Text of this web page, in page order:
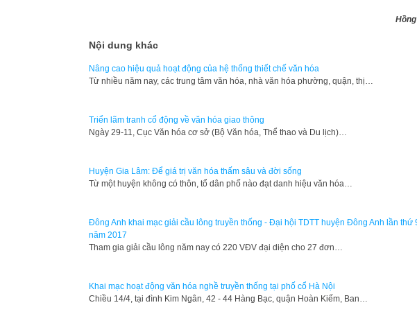
Nội dung khác
Nâng cao hiệu quả hoạt động của hệ thống thiết chế văn hóa
Từ nhiều năm nay, các trung tâm văn hóa, nhà văn hóa phường, quận, thị…
Triển lãm tranh cổ động về văn hóa giao thông
​Ngày 29-11, Cục Văn hóa cơ sở (Bộ Văn hóa, Thể thao và Du lịch)…
Huyện Gia Lâm: Để giá trị văn hóa thấm sâu và đời sống
Từ một huyện không có thôn, tổ dân phố nào đạt danh hiệu văn hóa…
Đông Anh khai mạc giải cầu lông truyền thống - Đại hội TDTT huyện Đông Anh lần thứ
năm 2017
Tham gia giải cầu lông năm nay có 220 VĐV đại diện cho 27 đơn…
Khai mạc hoạt động văn hóa nghề truyền thống tại phố cổ Hà Nội
Chiều 14/4, tại đình Kim Ngân, 42 - 44 Hàng Bạc, quận Hoàn Kiếm, Ban…